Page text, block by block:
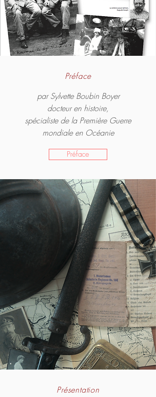
Préface
par Sylvette Boubin Boyer
docteur en histoire,
spécialiste de la Première Guerre
mondiale en Océanie
Préface
Présentation